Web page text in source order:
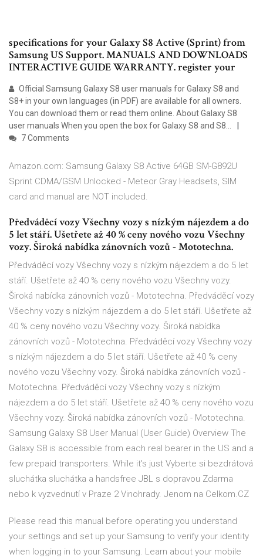
specifications for your Galaxy S8 Active (Sprint) from
Samsung US Support. MANUALS AND DOWNLOADS
INTERACTIVE GUIDE WARRANTY. register your
Official Samsung Galaxy S8 user manuals for Galaxy S8 and
S8+ in your own languages (in PDF) are available for all owners.
You can download them or read them online. About Galaxy S8
user manuals When you open the box for Galaxy S8 and S8…
7 Comments
Amazon.com: Samsung Galaxy S8 Active 64GB SM-G892U
Sprint CDMA/GSM Unlocked - Meteor Gray Headsets, SIM
card and manual are NOT included.
Předváděcí vozy Všechny vozy s nízkým nájezdem a do
5 let stáří. Ušetřete až 40 % ceny nového vozu Všechny
vozy. Široká nabídka zánovních vozů - Mototechna.
Předváděcí vozy Všechny vozy s nízkým nájezdem a do 5 let
stáří. Ušetřete až 40 % ceny nového vozu Všechny vozy.
Široká nabídka zánovních vozů - Mototechna. Předváděcí vozy
Všechny vozy s nízkým nájezdem a do 5 let stáří. Ušetřete až
40 % ceny nového vozu Všechny vozy. Široká nabídka
zánovních vozů - Mototechna. Předváděcí vozy Všechny vozy
s nízkým nájezdem a do 5 let stáří. Ušetřete až 40 % ceny
nového vozu Všechny vozy. Široká nabídka zánovních vozů -
Mototechna. Předváděcí vozy Všechny vozy s nízkým
nájezdem a do 5 let stáří. Ušetřete až 40 % ceny nového vozu
Všechny vozy. Široká nabídka zánovních vozů - Mototechna.
Samsung Galaxy S8 User Manual (User Guide) Overview The
Galaxy S8 is accessible from each real bearer in the US and a
few prepaid transporters. While it's just Vyberte si bezdrátová
sluchátka sluchátka a handsfree JBL s dopravou Zdarma
nebo k vyzvednutí v Praze 2 Vinohrady. Jenom na Celkom.CZ
Please read this manual before operating you understand
your settings and set up your Samsung to verify your identity
when logging in to your Samsung. Learn about your mobile